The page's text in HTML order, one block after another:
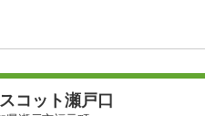
コット瀬戸口